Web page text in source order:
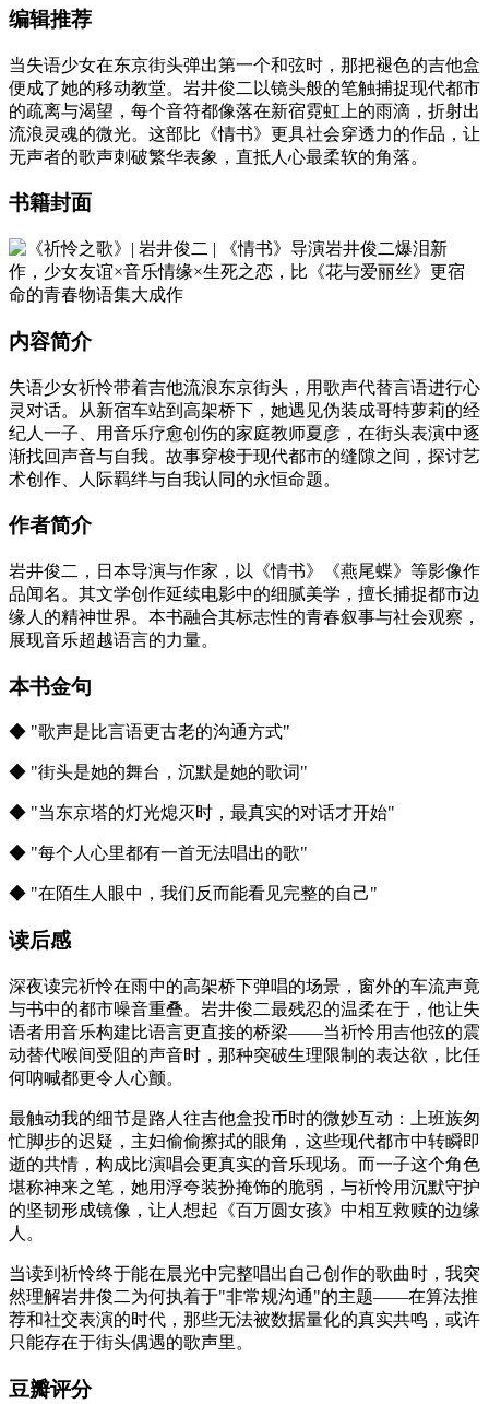
编辑推荐
当失语少女在东京街头弹出第一个和弦时，那把褪色的吉他盒
便成了她的移动教堂。岩井俊二以镜头般的笔触捕捉现代都市
的疏离与渴望，每个音符都像落在新宿霓虹上的雨滴，折射出
流浪灵魂的微光。这部比《情书》更具社会穿透力的作品，让
无声者的歌声刺破繁华表象，直抵人心最柔软的角落。
书籍封面
内容简介
失语少女祈怜带着吉他流浪东京街头，用歌声代替言语进行心
灵对话。从新宿车站到高架桥下，她遇见伪装成哥特萝莉的经
纪人一子、用音乐疗愈创伤的家庭教师夏彦，在街头表演中逐
渐找回声音与自我。故事穿梭于现代都市的缝隙之间，探讨艺
术创作、人际羁绊与自我认同的永恒命题。
作者简介
岩井俊二，日本导演与作家，以《情书》《燕尾蝶》等影像作
品闻名。其文学创作延续电影中的细腻美学，擅长捕捉都市边
缘人的精神世界。本书融合其标志性的青春叙事与社会观察，
展现音乐超越语言的力量。
本书金句
◆ "歌声是比言语更古老的沟通方式"
◆ "街头是她的舞台，沉默是她的歌词"
◆ "当东京塔的灯光熄灭时，最真实的对话才开始"
◆ "每个人心里都有一首无法唱出的歌"
◆ "在陌生人眼中，我们反而能看见完整的自己"
读后感
深夜读完祈怜在雨中的高架桥下弹唱的场景，窗外的车流声竟
与书中的都市噪音重叠。岩井俊二最残忍的温柔在于，他让失
语者用音乐构建比语言更直接的桥梁——当祈怜用吉他弦的震
动替代喉间受阻的声音时，那种突破生理限制的表达欲，比任
何呐喊都更令人心颤。
最触动我的细节是路人往吉他盒投币时的微妙互动：上班族匆
忙脚步的迟疑，主妇偷偷擦拭的眼角，这些现代都市中转瞬即
逝的共情，构成比演唱会更真实的音乐现场。而一子这个角色
堪称神来之笔，她用浮夸装扮掩饰的脆弱，与祈怜用沉默守护
的坚韧形成镜像，让人想起《百万圆女孩》中相互救赎的边缘
人。
当读到祈怜终于能在晨光中完整唱出自己创作的歌曲时，我突
然理解岩井俊二为何执着于"非常规沟通"的主题——在算法推
荐和社交表演的时代，那些无法被数据量化的真实共鸣，或许
只能存在于街头偶遇的歌声里。
豆瓣评分